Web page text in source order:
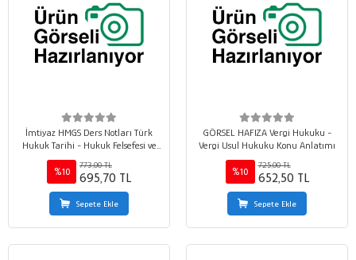
İmtiyaz HMGS Ders Notları Türk
Hukuk Tarihi - Hukuk Felsefesi ve
Sosyolojisi - Genel Kamu Hukuku -
Avukatlık Hukuku
%10
773,00 TL
695,70 TL
Sepete Ekle
GÖRSEL HAFIZA Vergi Hukuku -
Vergi Usul Hukuku Konu Anlatımı
%10
725,00 TL
652,50 TL
Sepete Ekle